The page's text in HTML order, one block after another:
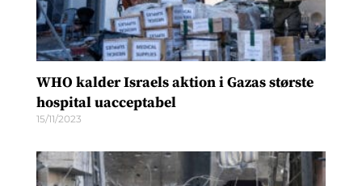
WHO kalder Israels aktion i Gazas største
hospital uacceptabel
15/11/2023